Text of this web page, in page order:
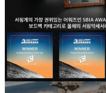
라이프 하세요!